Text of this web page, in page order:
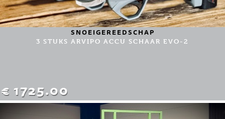
SNOEIGEREEDSCHAP
3 STUKS ARVIPO ACCU SCHAAR EVO-2
€ 1725.00